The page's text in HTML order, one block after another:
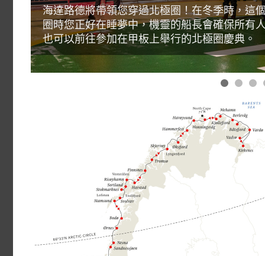
海達路德將帶領您穿過北極圈！在冬季時，這
圈時您正好在睡夢中，機靈的船長會確保所有
也可以前往參加在甲板上舉行的北極圈慶典。